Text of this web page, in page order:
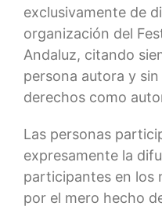
exclusivamente de
organización del
Andaluz, citando
persona autora y
derechos como
Las personas
expresamente la
participantes en los
por el mero hecho